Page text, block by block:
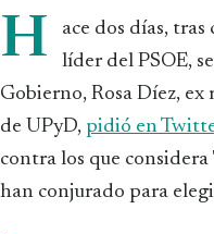
H
ace dos días, tras
líder del PSOE,
Gobierno, Rosa Díez,
de UPyD, pidió en
contra los que considera
han conjurado para